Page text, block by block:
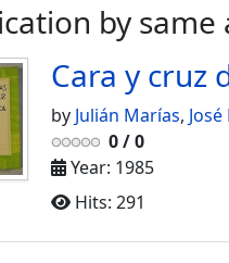
by
Cara y cruz
by Julián Marías,
0/0
Year: 1985
Hits: 291